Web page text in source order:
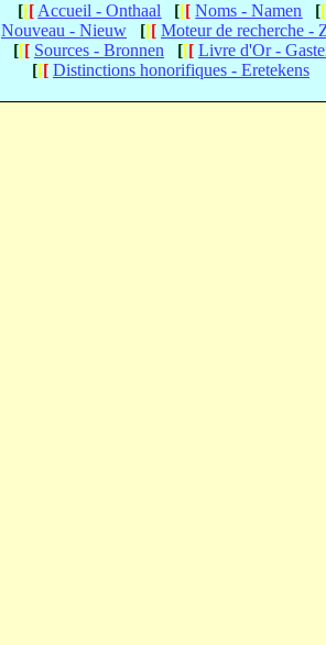
[[[ Accueil - Onthaal [[[ Noms - Namen [[
Nouveau - Nieuw [[[ Moteur de recherche -
[[[ Sources - Bronnen [[[ Livre d'Or -
[[[ Distinctions honorifiques - Eretekens